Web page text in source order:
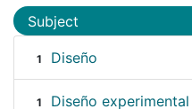
Subject
1 Diseño
1 Diseño experimental